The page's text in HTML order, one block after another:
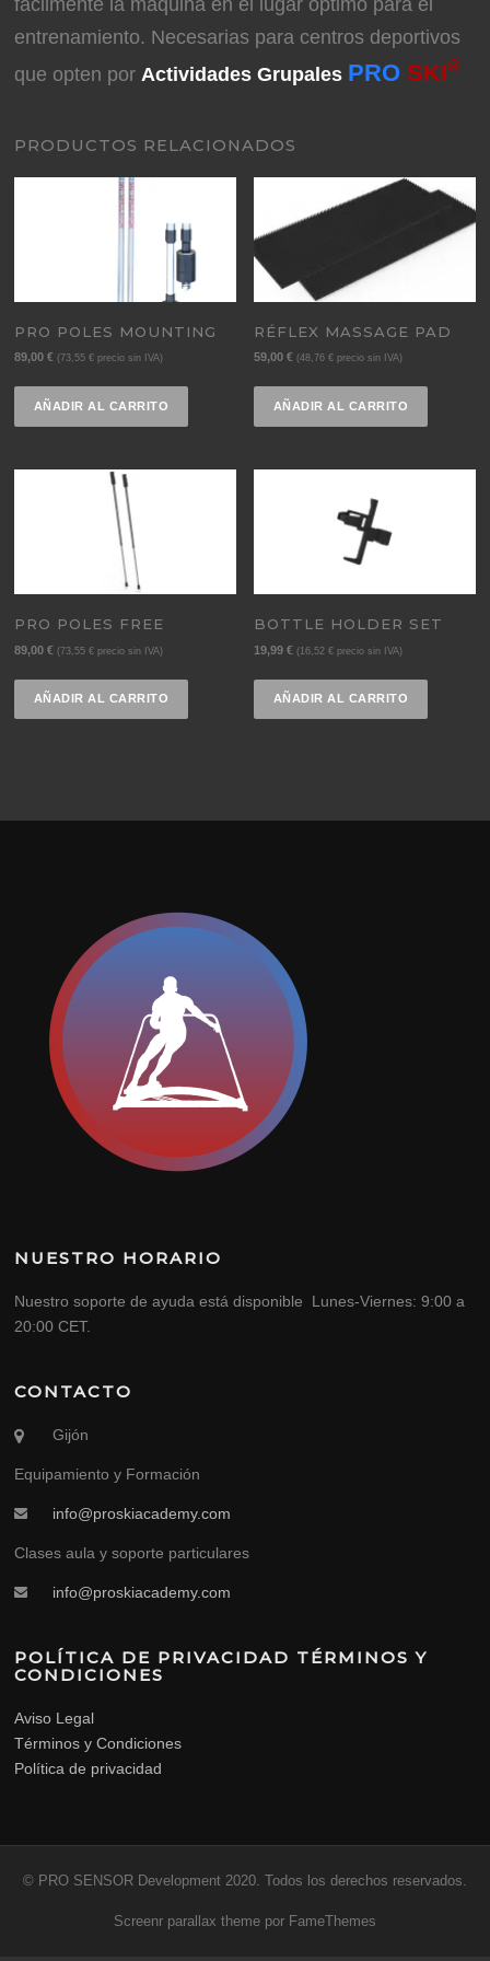
fácilmente la máquina en el lugar óptimo para el
entrenamiento. Necesarias para centros deportivos
que opten porActividades Grupales PRO SKI®
PRODUCTOS RELACIONADOS
PRO POLES MOUNTING
89,00€ (73,55€ precio sin IVA)
AÑADIR AL CARRITO
RÉFLEX MASSAGE PAD
59,00€ (48,76€ precio sin IVA)
AÑADIR AL CARRITO
PRO POLES FREE
89,00€ (73,55€ precio sin IVA)
AÑADIR AL CARRITO
BOTTLE HOLDER SET
19,99€ (16,52€ precio sin IVA)
AÑADIR AL CARRITO
NUESTRO HORARIO
Nuestro soporte de ayuda está disponible Lunes-Viernes: 9:00 a
20:00 CET.
CONTACTO
Gijón
Equipamiento y Formación
info@proskiacademy.com
Clases aula y soporte particulares
info@proskiacademy.com
POLÍTICA DE PRIVACIDAD TÉRMINOS Y
CONDICIONES
Aviso Legal
Términos y Condiciones
Política de privacidad
© PRO SENSOR Development 2020. Todos los derechos reservados.
Screenr parallax theme por FameThemes